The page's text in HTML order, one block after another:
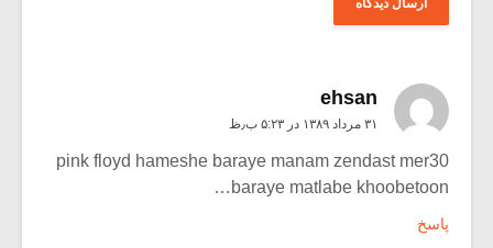
ehsan
۳۱ مرداد ۱۳۸۹ در ۵:۲۳ ب٫ظ
pink floyd hameshe baraye manam zendast mer30
baraye matlabe khoobetoon…
پاسخ